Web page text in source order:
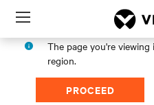
Menu
The page you're viewing
region.
PROCEED